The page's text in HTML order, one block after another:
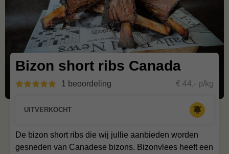
Bizon short ribs Canada
1 beoordeling € 44,- p/kg
De bizon short ribs die wij jullie aanbieden worden
gesneden van Canadese bizons. Bizonvlees heeft een
UITVERKOCHT